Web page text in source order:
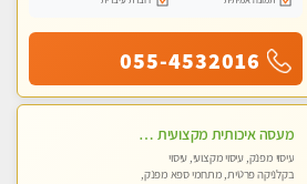
055-4532016
מעסה איכותית מקצועית מאוד- חדשה בראשון לציון
עיסוי מפנק, עיסוי מקצועי, עיסוי
בקלניקה פרטית, מתחמי ספא מפנק,